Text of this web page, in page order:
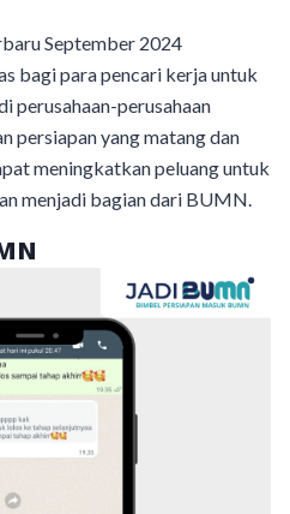
September 2024
bagi para pencari kerja untuk
perusahaan-perusahaan
persiapan yang matang dan
meningkatkan peluang untuk
menjadi bagian dari BUMN.